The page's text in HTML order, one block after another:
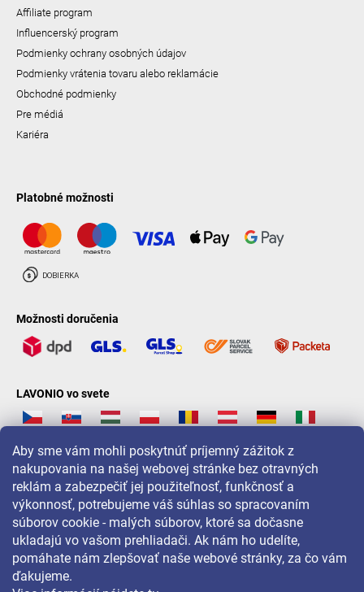
Aby sme vám mohli poskytnúť príjemný zážitok z
nakupovania na našej webovej stránke bez otravných
reklám a zabezpečiť jej použiteľnosť, funkčnosť a
výkonnosť, potrebujeme váš súhlas so spracovaním
súborov cookie - malých súborov, ktoré sa dočasne
ukladajú vo vašom prehliadači. Ak nám ho udelíte,
pomáhate nám zlepšovať naše webové stránky, za čo vám
ďakujeme.
Affiliate program
Influencerský program
Podmienky ochrany osobných údajov
Podmienky vrátenia tovaru alebo reklamácie
Obchodné podmienky
Pre médiá
Kariéra
Platobné možnosti
Možnosti doručenia
LAVONIO vo svete
Pre akcie, súťaže a zľavy nás sledujte na: